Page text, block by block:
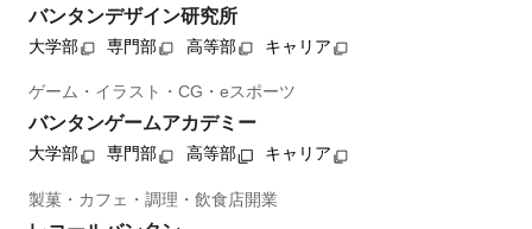
バンタンデザイン研究所
大学部 専門部 高等部 キャリア
ゲーム・イラスト・CG・eスポーツ
バンタンゲームアカデミー
大学部 専門部 高等部 キャリア
製菓・カフェ・調理・飲食店開業